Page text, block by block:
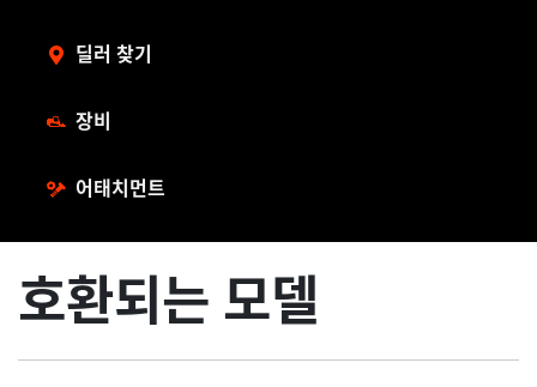
딜러 찾기
장비
어태치먼트
호환되는 모델